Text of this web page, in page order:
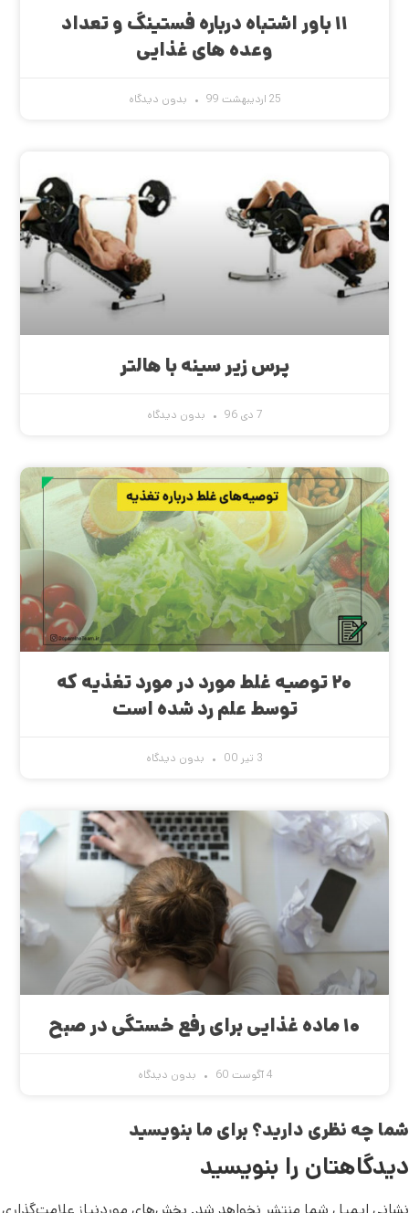
۱۱ باور اشتباه درباره فستینگ و تعداد
وعده های غذایی
25 اردیبهشت 99 بدون دیدگاه
پرس زیر سینه با هالتر
7 دی 96 بدون دیدگاه
۲۰ توصیه غلط مورد در مورد تغذیه که
توسط علم رد شده است
3 تیر 00 بدون دیدگاه
۱۰ ماده غذایی برای رفع خستگی در صبح
4 آگوست 60 بدون دیدگاه
شما چه نظری دارید؟ برای ما بنویسید
دیدگاهتان را بنویسید